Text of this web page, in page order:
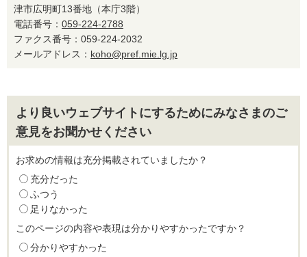
津市広明町13番地（本庁3階）
電話番号： 059-224-2788
ファクス番号：059-224-2032
メールアドレス： koho@pref.mie.lg.jp
より良いウェブサイトにするためにみなさまのご
意見をお聞かせください
お求めの情報は充分掲載されていましたか？
充分だった
ふつう
足りなかった
このページの内容や表現は分かりやすかったですか？
分かりやすかった